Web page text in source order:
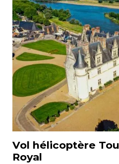
Vol hélicoptère
Royal